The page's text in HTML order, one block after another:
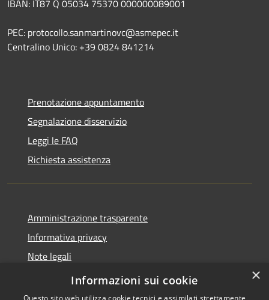
IBAN: IT87 Q 05034 75370 000000089001
PEC: protocollo.sanmartinovc@asmepec.it
Centralino Unico: +39 0824 841214
Prenotazione appuntamento
Segnalazione disservizio
Leggi le FAQ
Richiesta assistenza
Amministrazione trasparente
Informativa privacy
Note legali
Dichiarazione di accessibilità
×
Informazioni sui cookie
Questo sito web utilizza cookie tecnici e assimilati strettamente